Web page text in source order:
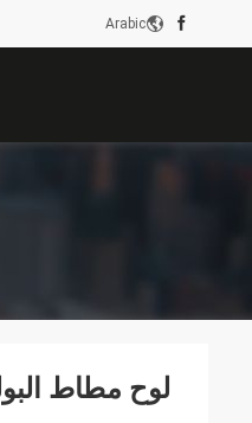
Arabic
لوح مطاط